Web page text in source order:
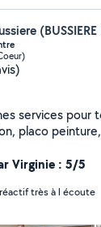
services pour
placo
et à
Virginie : 5/5
échange très cordial très réactif très à l écoute